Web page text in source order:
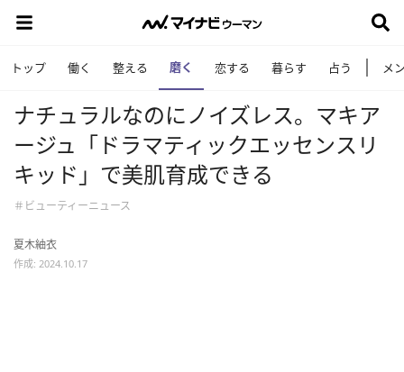
トップ 働く 整える 磨く 恋する 暮らす 占う メ
ナチュラルなのにノイズレス。マキア
ージュ「ドラマティックエッセンスリ
キッド」で美肌育成できる
＃ビューティーニュース
夏木紬衣
作成: 2024.10.17